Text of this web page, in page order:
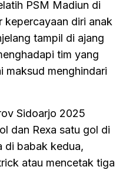
PSM Madiun di
diri anak
tampil di ajang
tim yang
maksud menghindari
Sidoarjo 2025
dan Rexa satu gol di
di babak kedua,
atau mencetak tiga